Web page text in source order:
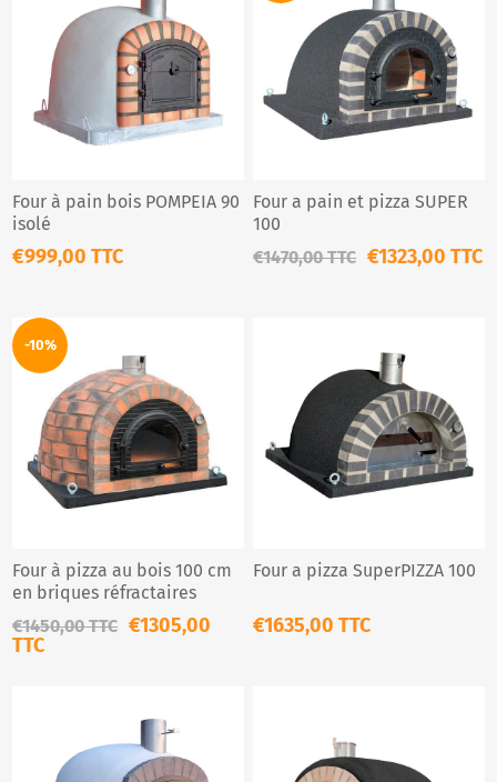
Four à pain bois POMPEIA 90
isolé
€999,00 TTC
Four a pain et pizza SUPER
100
€1470,00 TTC €1323,00 TTC
-10%
Four à pizza au bois 100 cm
en briques réfractaires
€1450,00 TTC €1305,00
TTC
Four a pizza SuperPIZZA 100
€1635,00 TTC